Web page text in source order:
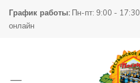
График работы: Пн-пт: 9:00 -
онлайн